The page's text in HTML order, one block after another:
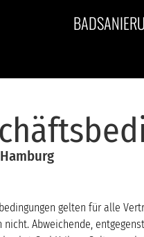
gelten für alle
Abweichende,